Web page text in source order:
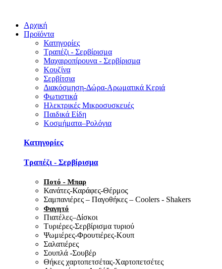
Αρχική
Προϊόντα
Κατηγορίες
Τραπέζι - Σερβίρισμα
Μαχαιροπίρουνα - Σερβίρισμα
Κουζίνα
Σερβίτσια
Διακόσμηση-Δώρα-Αρωματικά Κεριά
Φωτιστικά
Ηλεκτρικές Μικροσυσκευές
Παιδικά Είδη
Κοσμήματα–Ρολόγια
Κατηγορίες
Τραπέζι - Σερβίρισμα
Ποτό - Μπαρ
Κανάτες-Καράφες-Θέρμος
Σαμπανιέρες – Παγοθήκες – Coolers - Shakers
Φαγητό
Πιατέλες–Δίσκοι
Τυριέρες-Σερβίρισμα τυριού
Ψωμιέρες-Φρουτιέρες-Κουπ
Σαλατιέρες
Σουπλά -Σουβέρ
Θήκες χαρτοπετσέτας-Χαρτοπετσέτες